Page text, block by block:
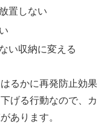
置しない
い収納に変える
るかに再発防止効果
げる行動なので、カ
あります。